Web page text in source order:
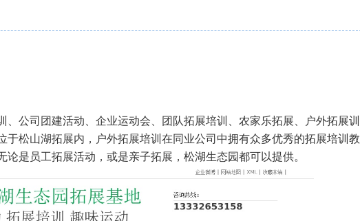
公司团建活动、企业运动会、团队拓展培训、农家乐拓展、户外拓展训
松山湖拓展内，户外拓展培训在同业公司中拥有众多优秀的拓展培训教
是员工拓展活动，或是亲子拓展，松湖生态园都可以提供。